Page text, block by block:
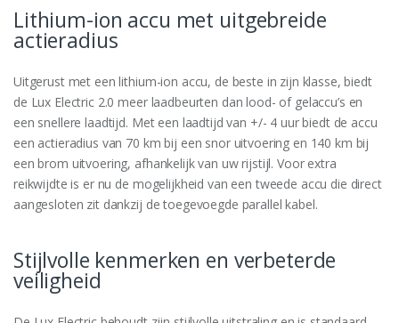
Lithium-ion accu met uitgebreide
actieradius
Uitgerust met een lithium-ion accu, de beste in zijn klasse, biedt
de Lux Electric 2.0 meer laadbeurten dan lood- of gelaccu’s en
een snellere laadtijd. Met een laadtijd van +/- 4 uur biedt de accu
een actieradius van 70 km bij een snor uitvoering en 140 km bij
een brom uitvoering, afhankelijk van uw rijstijl. Voor extra
reikwijdte is er nu de mogelijkheid van een tweede accu die direct
aangesloten zit dankzij de toegevoegde parallel kabel.
Stijlvolle kenmerken en verbeterde
veiligheid